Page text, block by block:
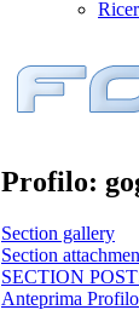
Profilo:
Section gallery
Section
SECTION
Anteprima Profilo